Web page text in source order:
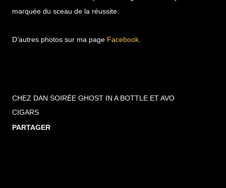
marquée du sceau de la réussite.
D’autres photos sur ma page Facebook
CHEZ DAN SOIRÉE GHOST IN A BOTTLE ET AVO
CIGARS
PARTAGER